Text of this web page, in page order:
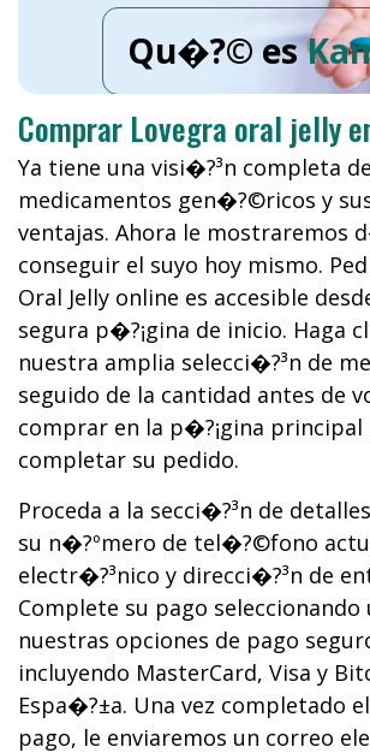
Qu�?© es
Comprar Lovegra oral jelly
Ya tiene una visi�?³n completa
medicamentos gen�?©ricos y
ventajas. Ahora le mostraremos
conseguir el suyo hoy mismo.
Oral Jelly online es accesible
segura p�?¡gina de inicio. Haga
nuestra amplia selecci�?³n de
seguido de la cantidad antes de
comprar en la p�?¡gina principal
completar su pedido.
Proceda a la secci�?³n de
su n�?ºmero de tel�?©fono
electr�?³nico y direcci�?³n de
Complete su pago seleccionando
nuestras opciones de pago
incluyendo MasterCard, Visa y
Espa�?±a. Una vez completado
pago, le enviaremos un correo